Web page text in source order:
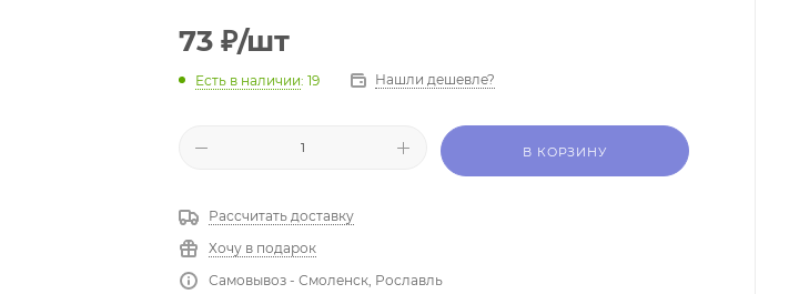
73 ₽/шт
Есть в наличии: 19 Нашли дешевле?
В КОРЗИНУ
Рассчитать доставку
Хочу в подарок
Самовывоз - Смоленск, Рославль